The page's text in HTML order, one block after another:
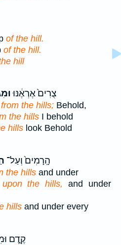
of the hill.
of the hill.
hill
צֻרִים֙ אֶרְאֶ֔נּוּ
the hills; Behold,
the hills I behold
hills look Behold
הָֽרָמִים֙ וְעַל־
the hills and under
the hills,
and under
hills and under every
קֶ֑דֶם